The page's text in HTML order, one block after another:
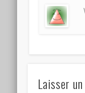
Laisser